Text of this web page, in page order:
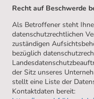
Recht auf Beschwerde
Als Betroffener steht
datenschutzrechtlichen
zuständigen
bezüglich
der Sitz unseres
stellt eine Liste der
Kontaktdaten bereit: